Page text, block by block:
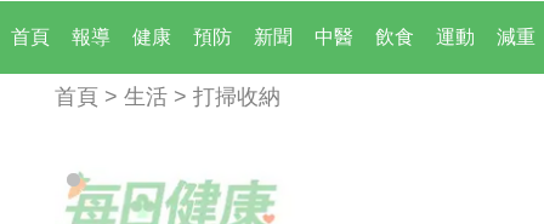
首頁 報導 健康 預防 新聞 中醫 飲食 運動 減重
首頁 > 生活 > 打掃收納